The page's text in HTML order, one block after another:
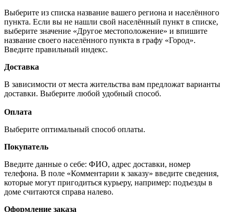
Выберите из списка название вашего региона и населённого
пункта. Если вы не нашли свой населённый пункт в списке,
выберите значение «Другое местоположение» и впишите
название своего населённого пункта в графу «Город».
Введите правильный индекс.
Доставка
В зависимости от места жительства вам предложат варианты
доставки. Выберите любой удобный способ.
Оплата
Выберите оптимальный способ оплаты.
Покупатель
Введите данные о себе: ФИО, адрес доставки, номер
телефона. В поле «Комментарии к заказу» введите сведения,
которые могут пригодиться курьеру, например: подъезды в
доме считаются справа налево.
Оформление заказа